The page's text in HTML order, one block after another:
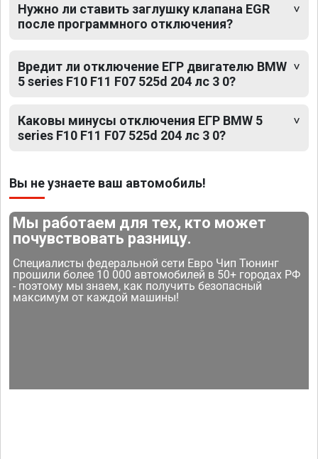
Нужно ли ставить заглушку клапана EGR
после программного отключения?
Вредит ли отключение ЕГР двигателю BMW
5 series F10 F11 F07 525d 204 лс 3 0?
Каковы минусы отключения ЕГР BMW 5
series F10 F11 F07 525d 204 лс 3 0?
Вы не узнаете ваш автомобиль!
Мы работаем для тех, кто может
почувствовать разницу.
Специалисты федеральной сети Евро Чип Тюнинг
прошили более 10 000 автомобилей в 50+ городах РФ
- поэтому мы знаем, как получить безопасный
максимум от каждой машины!